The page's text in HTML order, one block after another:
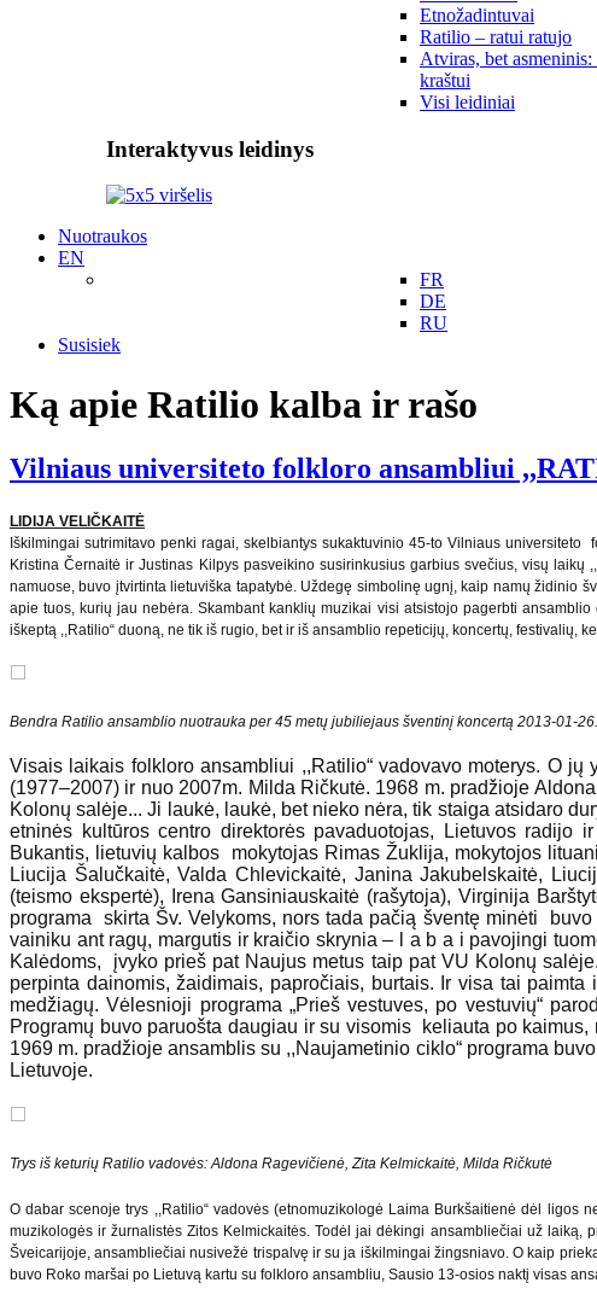
Etnožadintuvai
Ratilio – ratui ratujo
Atviras, bet asmeninis:
kraštui
Visi leidiniai
Interaktyvus leidinys
Nuotraukos
EN
FR
DE
RU
Susisiek
Ką apie Ratilio kalba ir rašo
Vilniaus universiteto folkloro ansambliui
LIDIJA VELIČKAITĖ
Iškilmingai sutrimitavo penki ragai, skelbiantys sukaktuvinio 45-to Vilniaus
Kristina Černaitė ir Justinas Kilpys pasveikino susirinkusius garbius svečius, visų
namuose, buvo įtvirtinta lietuviška tapatybė. Uždegę simbolinę ugnį, kaip namų židinio
apie tuos, kurių jau nebėra. Skambant kanklių muzikai visi atsistojo pagerbti
iškeptą ,,Ratilio“ duoną, ne tik iš rugio, bet ir iš ansamblio repeticijų, koncertų, festivalių,
Bendra Ratilio ansamblio nuotrauka per 45 metų jubiliejaus šventinį koncertą 2013-01-
Visais laikais folkloro ansambliui ,,Ratilio“ vadovavo moterys. O
(1977–2007) ir nuo 2007m. Milda Ričkutė. 1968 m. pradžioje
Kolonų salėje... Ji laukė, laukė, bet nieko nėra, tik staiga atsidaro
etninės kultūros centro direktorės pavaduotojas, Lietuvos radijo
Bukantis, lietuvių kalbos mokytojas Rimas Žuklija, mokytojos
Liucija Šalučkaitė, Valda Chlevickaitė, Janina Jakubelskaitė,
(teismo ekspertė), Irena Gansiniauskaitė (rašytoja), Virginija
programa skirta Šv. Velykoms, nors tada pačią šventę minėti
vainiku ant ragų, margutis ir kraičio skrynia – l a b a i pavojingi
Kalėdoms, įvyko prieš pat Naujus metus taip pat VU Kolonų
perpinta dainomis, žaidimais, papročiais, burtais. Ir visa tai
medžiagų. Vėlesnioji programa „Prieš vestuves, po vestuvių“
Programų buvo paruošta daugiau ir su visomis keliauta po
1969 m. pradžioje ansamblis su ,,Naujametinio ciklo“ programa
Lietuvoje.
Trys iš keturių Ratilio vadovės: Aldona Ragevičienė, Zita Kelmickaitė, Milda Ričkutė
O dabar scenoje trys ,,Ratilio“ vadovės (etnomuzikologė Laima Burkšaitienė dėl
muzikologės ir žurnalistės Zitos Kelmickaitės. Todėl jai dėkingi ansambliečiai už
Šveicarijoje, ansambliečiai nusivežė trispalvę ir su ja iškilmingai žingsniavo. O kaip
buvo Roko maršai po Lietuvą kartu su folkloro ansambliu, Sausio 13-osios naktį visas